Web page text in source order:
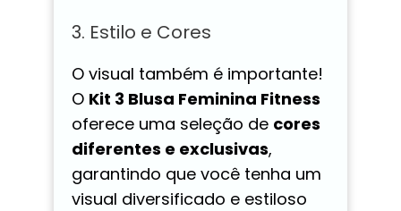
3. Estilo e Cores
O visual também é importante!
O Kit 3 Blusa Feminina Fitness
oferece uma seleção de cores
diferentes e exclusivas,
garantindo que você tenha um
visual diversificado e estiloso